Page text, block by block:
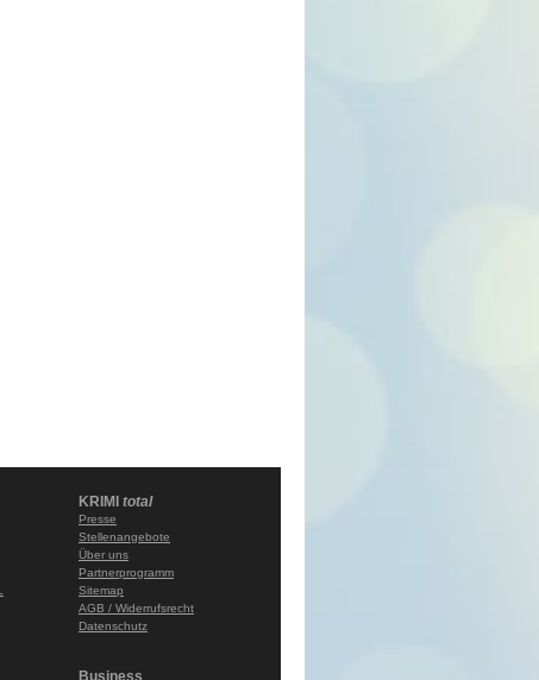
KRIMI total
Presse
Stellenangebote
Über uns
Partnerprogramm
Sitemap
AGB / Widerrufsrecht
Datenschutz
Business